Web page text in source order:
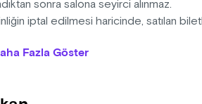
sonra salona seyirci alınmaz.
iptal edilmesi haricinde, satılan
kapsamında ortak gerçekleştirilen
Fazla Göster